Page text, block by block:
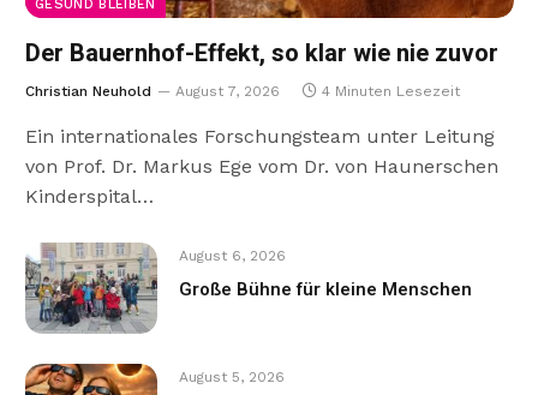
GESUND BLEIBEN
Der Bauernhof-Effekt, so klar wie nie zuvor
Christian Neuhold August 7, 2026 4 Minuten Lesezeit
Ein internationales Forschungsteam unter Leitung
von Prof. Dr. Markus Ege vom Dr. von Haunerschen
Kinderspital…
August 6, 2026
Große Bühne für kleine Menschen
August 5, 2026